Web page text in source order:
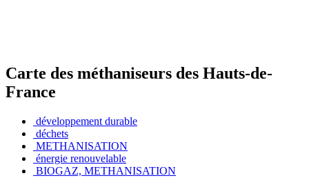
Carte des méthaniseurs des Hauts-de-
France
développement durable
déchets
METHANISATION
énergie renouvelable
BIOGAZ, METHANISATION